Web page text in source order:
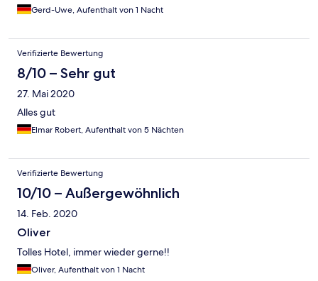
Gerd-Uwe, Aufenthalt von 1 Nacht
Verifizierte Bewertung
8/10 – Sehr gut
27. Mai 2020
Alles gut
Elmar Robert, Aufenthalt von 5 Nächten
Verifizierte Bewertung
10/10 – Außergewöhnlich
14. Feb. 2020
Oliver
Tolles Hotel, immer wieder gerne!!
Oliver, Aufenthalt von 1 Nacht